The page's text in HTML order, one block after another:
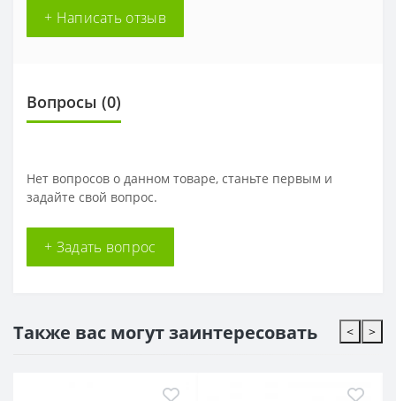
+ Написать отзыв
Вопросы (0)
Нет вопросов о данном товаре, станьте первым и
задайте свой вопрос.
+ Задать вопрос
Также вас могут заинтересовать < >